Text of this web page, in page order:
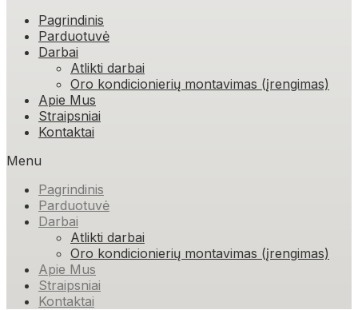
Skip
content
Pagrindinis
Parduotuvė
Darbai
Atlikti darbai
Oro kondicionierių montavimas (įrengimas)
Apie Mus
Straipsniai
Kontaktai
Menu
Pagrindinis
Parduotuvė
Darbai
Atlikti darbai
Oro kondicionierių montavimas (įrengimas)
Apie Mus
Straipsniai
Kontaktai